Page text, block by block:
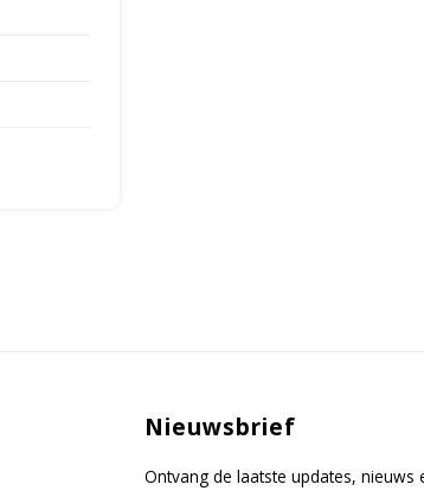
Nieuwsbrief
Ontvang de laatste updates, nieuws